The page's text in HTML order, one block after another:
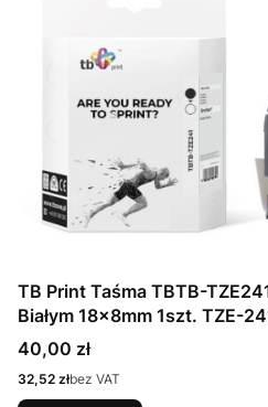
TB Print Taśma TBTB-
Białym 18x8mm
Cena
40,00 zł
Cena
32,52 złbez VAT